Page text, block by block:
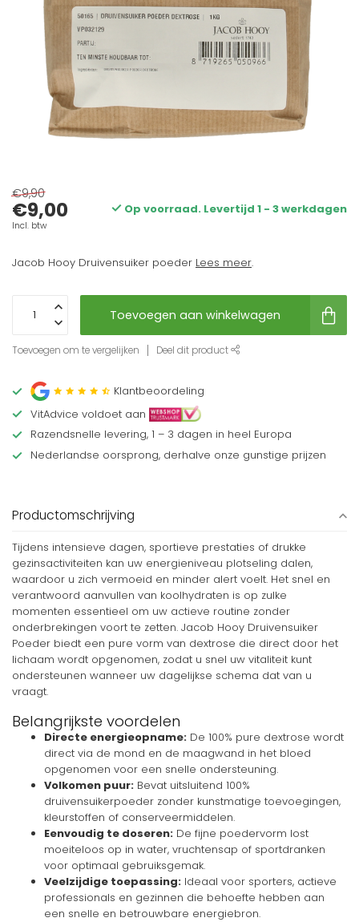
€9,90
€9,00
Incl. btw
Op voorraad. Levertijd 1 - 3 werkdagen
Jacob Hooy Druivensuiker poeder Lees meer.
Toevoegen aan winkelwagen
Toevoegen om te vergelijken Deel dit product
Klantbeoordeling
VitAdvice voldoet aan
Razendsnelle levering, 1 – 3 dagen in heel Europa
Nederlandse oorsprong, derhalve onze gunstige prijzen
Productomschrijving
Tijdens intensieve dagen, sportieve prestaties of drukke
gezinsactiviteiten kan uw energieniveau plotseling dalen,
waardoor u zich vermoeid en minder alert voelt. Het snel en
verantwoord aanvullen van koolhydraten is op zulke
momenten essentieel om uw actieve routine zonder
onderbrekingen voort te zetten. Jacob Hooy Druivensuiker
Poeder biedt een pure vorm van dextrose die direct door het
lichaam wordt opgenomen, zodat u snel uw vitaliteit kunt
ondersteunen wanneer uw dagelijkse schema dat van u
vraagt.
Belangrijkste voordelen
Directe energieopname: De 100% pure dextrose wordt
direct via de mond en de maagwand in het bloed
opgenomen voor een snelle ondersteuning.
Volkomen puur: Bevat uitsluitend 100%
druivensuikerpoeder zonder kunstmatige toevoegingen,
kleurstoffen of conserveermiddelen.
Eenvoudig te doseren: De fijne poedervorm lost
moeiteloos op in water, vruchtensap of sportdranken
voor optimaal gebruiksgemak.
Veelzijdige toepassing: Ideaal voor sporters, actieve
professionals en gezinnen die behoefte hebben aan
een snelle en betrouwbare energiebron.